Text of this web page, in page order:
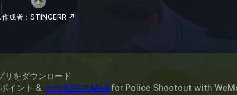
作成者：STiNGERR ↗
リをダウンロード
イント & その他3件のMod for Police Shootout with